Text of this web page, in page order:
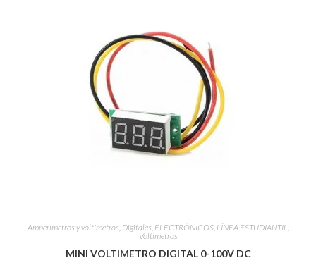
Amperímetros y voltímetros, Digitales, ELECTRÓNICOS, LÍNEA ESTUDIANTIL,
Voltímetros
MINI VOLTIMETRO DIGITAL 0-100V DC